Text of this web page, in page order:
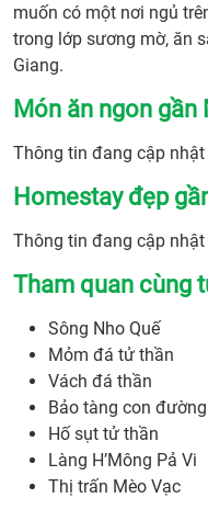
muốn có một nơi ngủ
trong lớp sương mờ, ăn
Giang.
Món ăn ngon gần
Thông tin đang cập nhật
Homestay đẹp
Thông tin đang cập nhật
Tham quan cùng
Sông Nho Quế
Mỏm đá tử thần
Vách đá thần
Bảo tàng con
Hố sụt tử thần
Làng H’Mông Pả Vi
Thị trấn Mèo Vạc